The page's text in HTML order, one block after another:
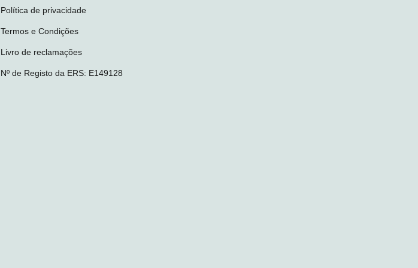
Política de privacidade
Termos e Condições
Livro de reclamações
Nº de Registo da ERS: E149128